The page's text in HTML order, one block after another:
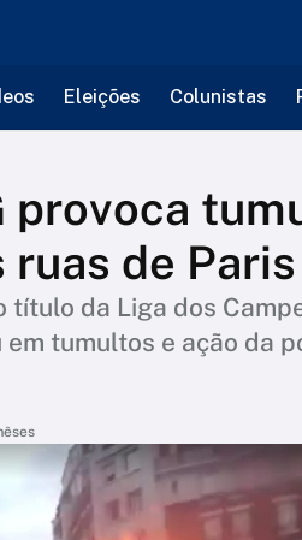
Eleições Colunistas
provoca
de Paris
título da Liga dos
tumultos e ação da